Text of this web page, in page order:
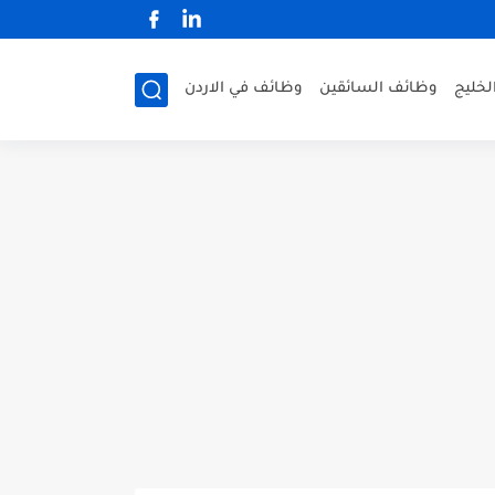
وظائف السائقين وظائف في الاردن